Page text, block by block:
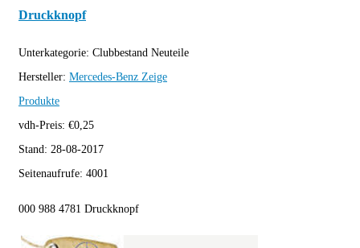
Druckknopf
Unterkategorie: Clubbestand Neuteile
Hersteller: Mercedes-Benz Zeige
Produkte
vdh-Preis: €0,25
Stand: 28-08-2017
Seitenaufrufe: 4001
000 988 4781 Druckknopf